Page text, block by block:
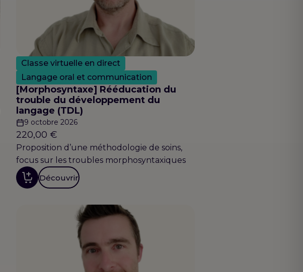
Classe virtuelle en direct
Langage oral et communication
[Morphosyntaxe] Rééducation du
trouble du développement du
langage (TDL)
9 octobre 2026
220,00 €
Proposition d’une méthodologie de soins,
focus sur les troubles morphosyntaxiques
Découvrir